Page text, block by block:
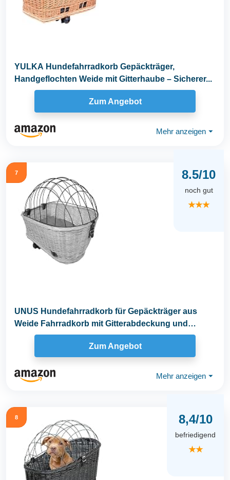
YULKA Hundefahrradkorb Gepäckträger,
Handgeflochten Weide mit Gitterhaube – Sicherer...
Zum Angebot
Mehr anzeigen ⏷
7 8.5/10
noch gut
★★★
UNUS Hundefahrradkorb für Gepäckträger aus
Weide Fahrradkorb mit Gitterabdeckung und
Kissen, grau
Zum Angebot
Mehr anzeigen ⏷
8 8,4/10
befriedigend
★★